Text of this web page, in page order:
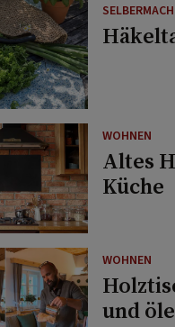
WOHNEN
Altes
Küche
WOHNEN
und